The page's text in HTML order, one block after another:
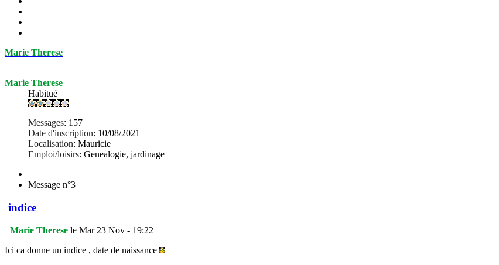
Marie Therese
Marie Therese
Habitué
Messages: 157
Date d'inscription: 10/08/2021
Localisation: Mauricie
Emploi/loisirs: Genealogie, jardinage
Message n°3
indice
Marie Therese le Mar 23 Nov - 19:22
Ici ca donne un indice , date de naissance